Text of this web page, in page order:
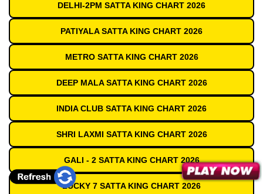
DELHI-2PM SATTA KING CHART 2026
PATIYALA SATTA KING CHART 2026
METRO SATTA KING CHART 2026
DEEP MALA SATTA KING CHART 2026
INDIA CLUB SATTA KING CHART 2026
SHRI LAXMI SATTA KING CHART 2026
GALI - 2 SATTA KING CHART 2026
LUCKY 7 SATTA KING CHART 2026